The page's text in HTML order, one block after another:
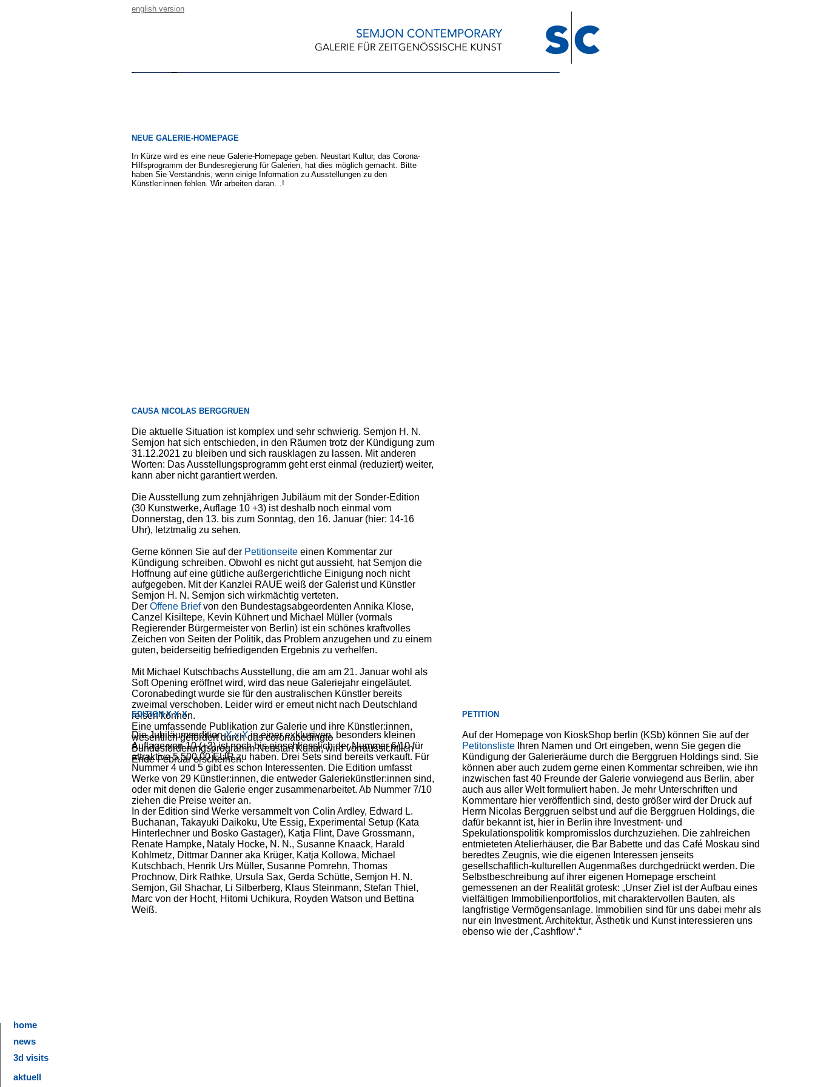
english version
NEUE GALERIE-HOMEPAGE
In Kürze wird es eine neue Galerie-Homepage geben. Neustart Kultur, das Corona-
Hilfsprogramm der Bundesregierung für Galerien, hat dies möglich gemacht. Bitte
haben Sie Verständnis, wenn einige Information zu Ausstellungen zu den
Künstler:innen fehlen. Wir arbeiten daran…!
CAUSA NICOLAS BERGGRUEN
Die aktuelle Situation ist komplex und sehr schwierig. Semjon H. N.
Semjon hat sich entschieden, in den Räumen trotz der Kündigung zum
31.12.2021 zu bleiben und sich rausklagen zu lassen. Mit anderen
Worten: Das Ausstellungsprogramm geht erst einmal (reduziert) weiter,
kann aber nicht garantiert werden.
Die Ausstellung zum zehnjährigen Jubiläum mit der Sonder-Edition
(30 Kunstwerke, Auflage 10 +3) ist deshalb noch einmal vom
Donnerstag, den 13. bis zum Sonntag, den 16. Januar (hier: 14-16
Uhr), letztmalig zu sehen.
Gerne können Sie auf der Petitionseite einen Kommentar zur
Kündigung schreiben. Obwohl es nicht gut aussieht, hat Semjon die
Hoffnung auf eine gütliche außergerichtliche Einigung noch nicht
aufgegeben. Mit der Kanzlei RAUE weiß der Galerist und Künstler
Semjon H. N. Semjon sich wirkmächtig verteten.
Der Offene Briefvon den Bundestagsabgeordenten Annika Klose,
Canzel Kisiltepe, Kevin Kühnert und Michael Müller (vormals
Regierender Bürgermeister von Berlin) ist ein schönes kraftvolles
Zeichen von Seiten der Politik, das Problem anzugehen und zu einem
guten, beiderseitig befriedigenden Ergebnis zu verhelfen.
Mit Michael Kutschbachs Ausstellung, die am am 21. Januar wohl als
Soft Opening eröffnet wird, wird das neue Galeriejahr eingeläutet.
Coronabedingt wurde sie für den australischen Künstler bereits
zweimal verschoben. Leider wird er erneut nicht nach Deutschland
reisen können.
Eine umfassende Publikation zur Galerie und ihre Künstler:innen,
wesentlich gefördert durch das coronabedingte
Bundesförderungsprogramm Neustart Kultur, wird vorraussichtlich
Ende Februar erscheinen.
EDITION X X X
Die JubiläumseditionX x X in einer exklusiven, besonders kleinen
Auflage von 10 (+3) ist noch bis einschliesslich der Nummer 6/10 für
attraktive 5.500,00 EUR zu haben. Drei Sets sind bereits verkauft. Für
Nummer 4 und 5 gibt es schon Interessenten. Die Edition umfasst
Werke von 29 Künstler:innen, die entweder Galeriekünstler:innen sind,
oder mit denen die Galerie enger zusammenarbeitet. Ab Nummer 7/10
ziehen die Preise weiter an.
In der Edition sind Werke versammelt von Colin Ardley, Edward L.
Buchanan, Takayuki Daikoku, Ute Essig, Experimental Setup (Kata
Hinterlechner und Bosko Gastager), Katja Flint, Dave Grossmann,
Renate Hampke, Nataly Hocke, N. N., Susanne Knaack, Harald
Kohlmetz, Dittmar Danner aka Krüger, Katja Kollowa, Michael
Kutschbach, Henrik Urs Müller, Susanne Pomrehn, Thomas
Prochnow, Dirk Rathke, Ursula Sax, Gerda Schütte, Semjon H. N.
Semjon, Gil Shachar, Li Silberberg, Klaus Steinmann, Stefan Thiel,
Marc von der Hocht, Hitomi Uchikura, Royden Watson und Bettina
Weiß.
PETITION
Auf der Homepage von KioskShop berlin (KSb) können Sie auf der
Petitonsliste Ihren Namen und Ort eingeben, wenn Sie gegen die
Kündigung der Galerieräume durch die Berggruen Holdings sind. Sie
können aber auch zudem gerne einen Kommentar schreiben, wie ihn
inzwischen fast 40 Freunde der Galerie vorwiegend aus Berlin, aber
auch aus aller Welt formuliert haben. Je mehr Unterschriften und
Kommentare hier veröffentlich sind, desto größer wird der Druck auf
Herrn Nicolas Berggruen selbst und auf die Berggruen Holdings, die
dafür bekannt ist, hier in Berlin ihre Investment- und
Spekulationspolitik kompromisslos durchzuziehen. Die zahlreichen
entmieteten Atelierhäuser, die Bar Babette und das Café Moskau sind
beredtes Zeugnis, wie die eigenen Interessen jenseits
gesellschaftlich-kulturellen Augenmaßes durchgedrückt werden. Die
Selbstbeschreibung auf ihrer eigenen Homepage erscheint
gemessenen an der Realität grotesk: „Unser Ziel ist der Aufbau eines
vielfältigen Immobilienportfolios, mit charaktervollen Bauten, als
langfristige Vermögensanlage. Immobilien sind für uns dabei mehr als
nur ein Investment. Architektur, Ästhetik und Kunst interessieren uns
ebenso wie der ‚Cashflow‘.“
home
news
3d visits
aktuell